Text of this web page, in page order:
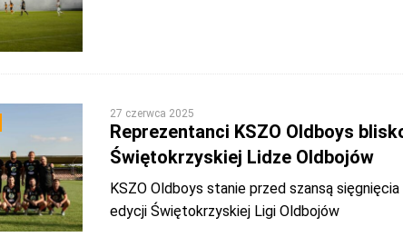
27 czerwca 2025
Reprezentanci KSZO Oldboys
Świętokrzyskiej Lidze Oldbojów
KSZO Oldboys stanie przed szansą
edycji Świętokrzyskiej Ligi Oldbojów